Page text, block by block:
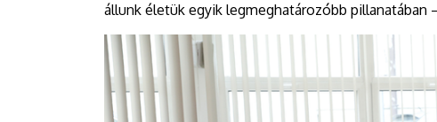
állunk életük egyik legmeghatározóbb